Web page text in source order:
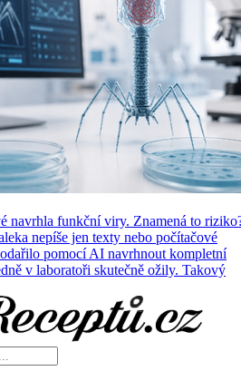
navrhla funkční viry. Znamená to
nepíše jen texty nebo počítačové
pomocí AI navrhnout kompletní
v laboratoři skutečně ožily. Takový